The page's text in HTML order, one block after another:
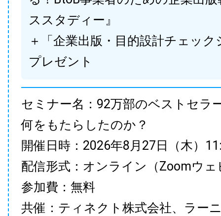
ススタディー』
＋「企業出版・目的設計チェック
プレゼント
セミナー名：92万部のベストセラ
何をもたらしたのか？
開催日時：2026年8月27日（木）
配信形式：オンライン（Zoomウェ
参加費：無料
共催：ティネクト株式会社、ラー